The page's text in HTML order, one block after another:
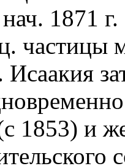
1871
частицы
1853) и